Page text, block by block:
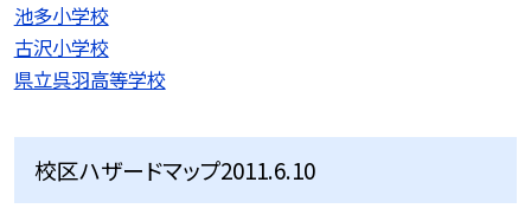
池多小学校
古沢小学校
県立呉羽高等学校
校区ハザードマップ2011.6.10